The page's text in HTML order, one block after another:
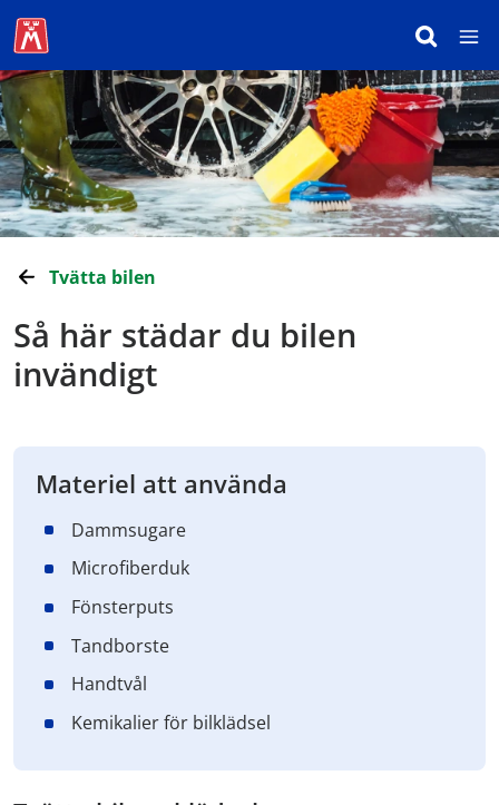
Tvätta bilen
Så här städar du bilen
invändigt
Materiel att använda
Dammsugare
Microfiberduk
Fönsterputs
Tandborste
Handtvål
Kemikalier för bilklädsel